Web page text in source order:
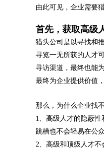
由此可见，企业需要
首先，获取高级
猎头公司是以寻找和
寻览一无所获的人才
寻访渠道，最终也能
最终为企业提供价值
那么，为什么企业找
1、高级人才的隐蔽
跳槽也不会轻易在
2、高级和顶级人才